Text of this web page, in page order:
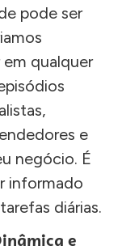
pode ser
qualquer
e
negócio. É
informado
diárias.
e